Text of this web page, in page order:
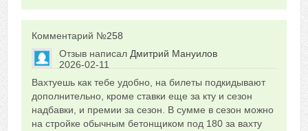
Комментарий №258
Отзыв написал Дмитрий Мануилов
2026-02-11
0
Сказать друзьям об отзыве
Вахтуешь как тебе удобно, на билеты подкидывают
дополнительно, кроме ставки еще за кту и сезон
надбавки, и премии за сезон. В сумме в сезон можно
на стройке обычным бетонщиком под 180 за вахту